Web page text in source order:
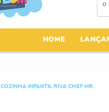
HOME
COZINHA INFANTIL RIVA CHEF MR.